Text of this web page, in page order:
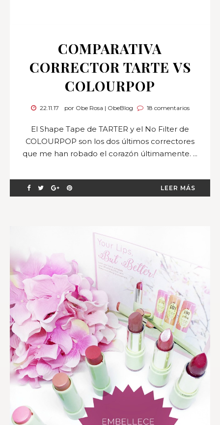
COMPARATIVA
CORRECTOR TARTE VS
COLOURPOP
22.11.17 por Obe Rosa | ObeBlog 18 comentarios
El Shape Tape de TARTER y el No Filter de
COLOURPOP son los dos últimos correctores
que me han robado el corazón últimamente. ...
LEER MÁS